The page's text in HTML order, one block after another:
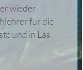
wieder
für die
und in Las